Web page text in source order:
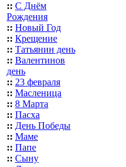
:: С Днём
Рождения
:: Новый Год
:: Крещение
:: Татьянин день
:: Валентинов
день
:: 23 февраля
:: Масленица
:: 8 Марта
:: Пасха
:: День Победы
:: Маме
:: Папе
:: Сыну